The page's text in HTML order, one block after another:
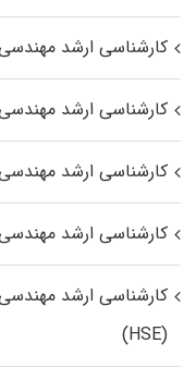
کارشناسی ارشد مهندسی
کارشناسی ارشد
کارشناسی ارشد
کارشناسی ارشد
کارشناسی ارشد
(HSE)